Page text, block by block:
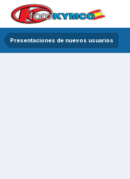
Presentaciones de nuevos usuarios